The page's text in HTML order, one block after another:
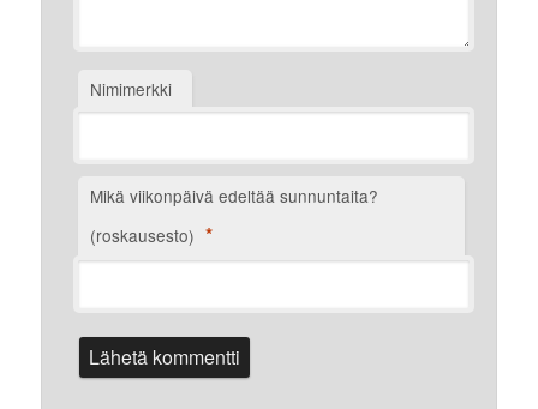
Nimimerkki
Mikä viikonpäivä edeltää sunnuntaita?
(roskausesto) *